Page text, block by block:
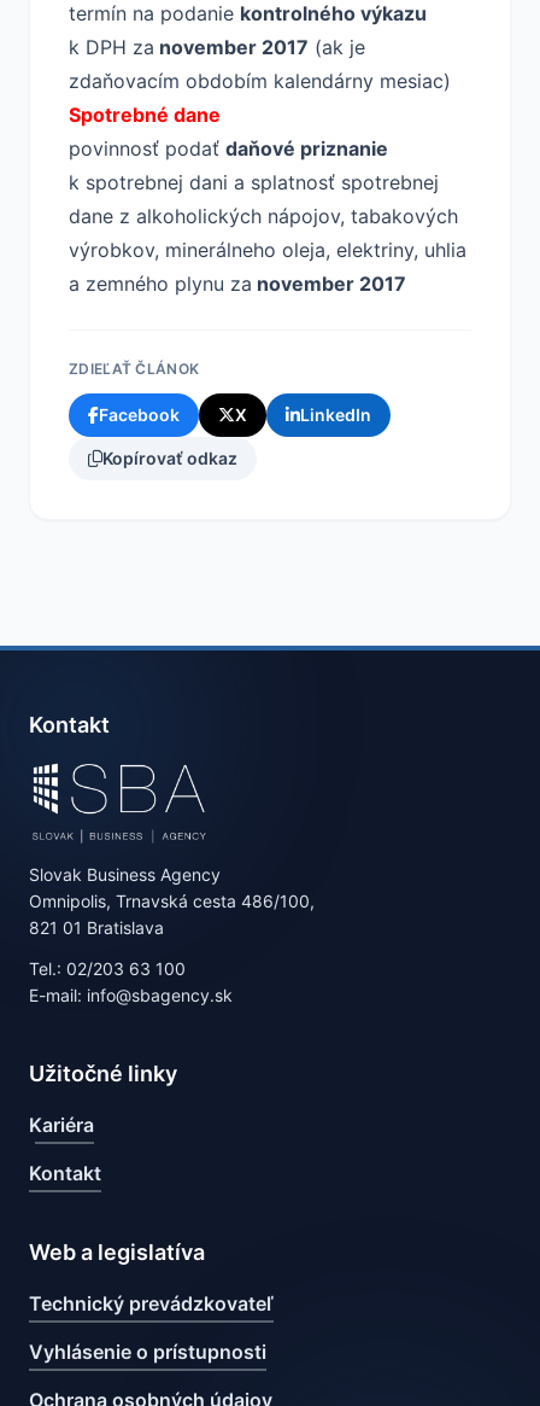
termín na podanie kontrolného výkazu
k DPH za november 2017 (ak je
zdaňovacím obdobím kalendárny mesiac)
Spotrebné dane
povinnosť podať daňové priznanie
k spotrebnej dani a splatnosť spotrebnej
dane z alkoholických nápojov, tabakových
výrobkov, minerálneho oleja, elektriny, uhlia
a zemného plynu za november 2017
ZDIEĽAŤ ČLÁNOK
Facebook X LinkedIn
Kopírovať odkaz
Kontakt
Slovak Business Agency
Omnipolis, Trnavská cesta 486/100,
821 01 Bratislava
Tel.: 02/203 63 100
E-mail: info@sbagency.sk
Užitočné linky
Kariéra
Kontakt
Web a legislatíva
Technický prevádzkovateľ
Vyhlásenie o prístupnosti
Ochrana osobných údajov